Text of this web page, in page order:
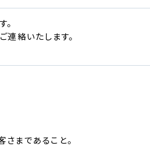
。
絡いたします。
まであること。